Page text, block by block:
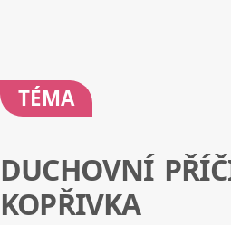
TÉMA
DUCHOVNÍ
KOPŘIVKA